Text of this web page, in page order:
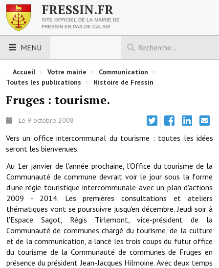
FRESSIN.FR
SITE OFFICIEL DE LA MAIRIE DE
FRESSIN EN PAS-DE-CALAIS
MENU
LES ESSENTIELS
Découvrez Fressin
Urbanisme
Nous contacter
Horaires de la mairie
Les foulées fressinoises
ACCÈS RAPIDE
Démarches administratives
Projets et travaux en cours
Accueil > Votre mairie > Communication >
Toutes les publications > Histoire de Fressin
Fruges : tourisme.
Le 9 octobre 2008
Vers un office intercommunal du tourisme : toutes les idées
seront les bienvenues.
Au 1er janvier de l'année prochaine, l'Office du tourisme de la
Communauté de commune devrait voir le jour sous la forme
d'une régie touristique intercommunale avec un plan d'actions
2009 - 2014. Les premières consultations et ateliers
thématiques vont se poursuivre jusqu'en décembre. Jeudi soir à
l'Espace Sagot, Régis Tirlemont, vice-président de la
Communauté de communes chargé du tourisme, de la culture
et de la communication, a lancé les trois coups du futur office
du tourisme de la Communauté de communes de Fruges en
présence du président Jean-Jacques Hilmoine. Avec deux temps